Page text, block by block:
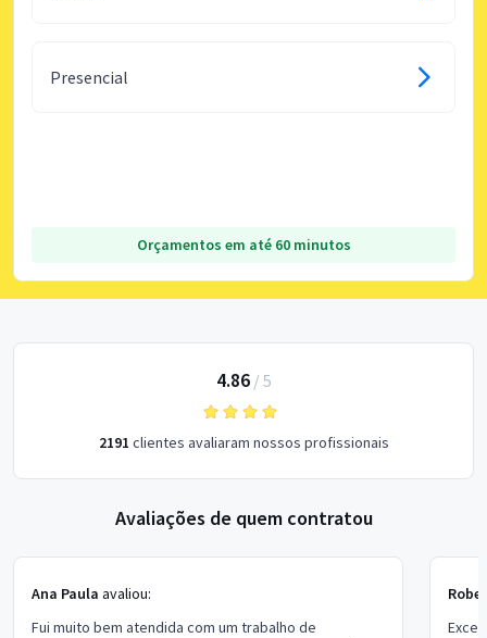
Presencial
Orçamentos em até 60 minutos
4.86/ 5
2191 clientes avaliaram nossos profissionais
Avaliações de quem contratou
Ana Paula avaliou:
Fui muito bem atendida com um trabalho de